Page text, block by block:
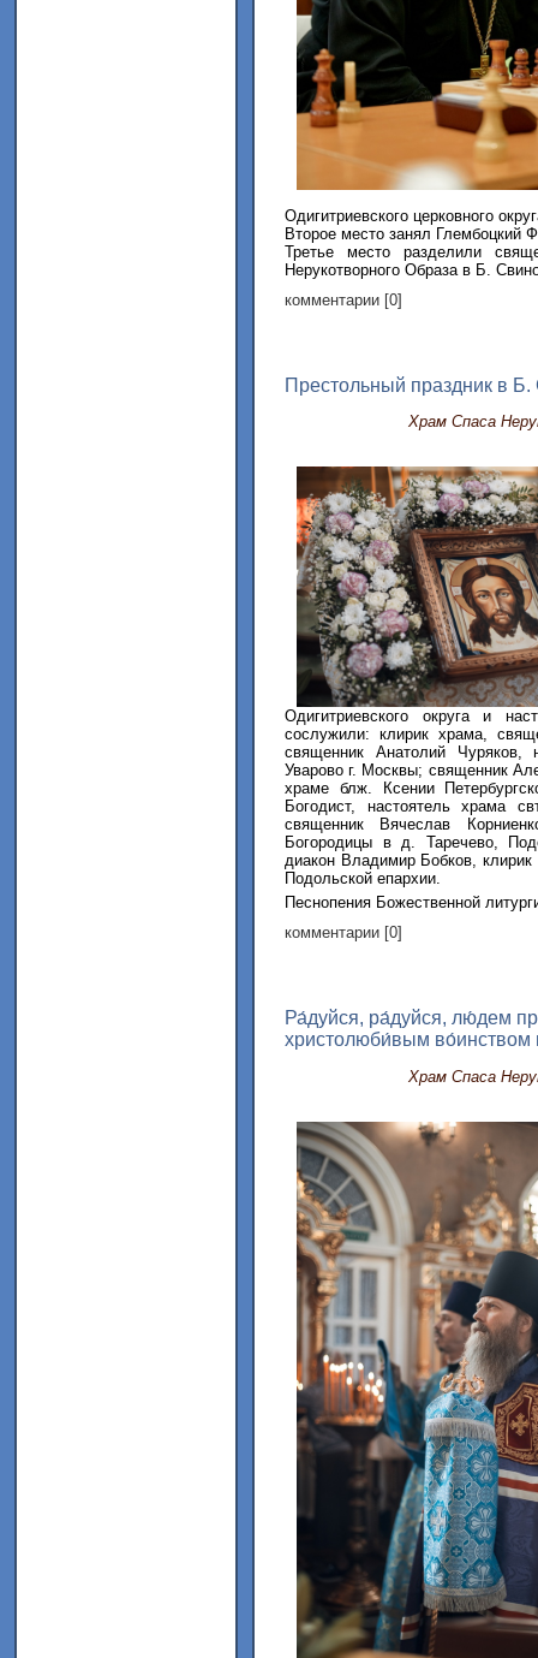
Одигитриевского церковного
Второе место занял Глембоцкий
Третье место разделили
Нерукотворного Образа в Б.
комментарии [0]
Престольный праздник в
Храм Спаса
Одигитриевского округа и
сослужили: клирик храма,
священник Анатолий Чуряков,
Уварово г. Москвы; священник
храме блж. Ксении
Богодист, настоятель храма
священник Вячеслав
Богородицы в д. Таречево,
диакон Владимир Бобков, клирик
Подольской епархии.
Песнопения Божественной
комментарии [0]
Ра́дуйся, ра́дуйся, лю́дем
христолюби́вым
Храм Спаса